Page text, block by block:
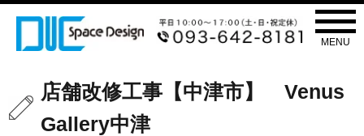
MENU
WORKS
店舗改修工事【中津市】 Venus
Gallery中津